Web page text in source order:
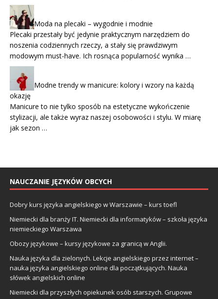
Moda na plecaki – wygodnie i modnie
Plecaki przestały być jedynie praktycznym narzędziem do
noszenia codziennych rzeczy, a stały się prawdziwym
modowym must-have. Ich rosnąca popularność wynika …
Modne trendy w manicure: kolory i wzory na każdą
okazję
Manicure to nie tylko sposób na estetyczne wykończenie
stylizacji, ale także wyraz naszej osobowości i stylu. W miarę
jak sezon …
NAUCZANIE JĘZYKÓW OBCYCH
Dobry kurs języka angielskiego w Warszawie – kurs toefl
Niemiecki dla branży IT. Niemiecki dla informatyków – szkoła języka
niemieckiego Warszawa
Obozy językowe – kursy językowe za granicą w Anglii.
Nauka języka dla zielonych. Lekcje angielskiego przez internet –
nauka języka angielskiego online dla początkujących. Nauka
słówek angielskich online
Niemiecki dla przyszłych opiekunek osób starszych. Grupowe